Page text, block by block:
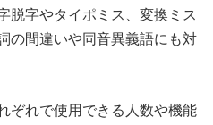
脱字やタイポミス、変換ミス
の間違いや同音異義語にも対
ぞれで使用できる人数や機能